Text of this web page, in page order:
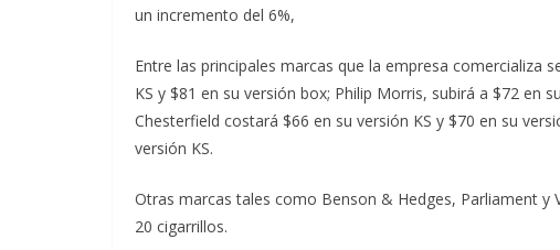
un incremento del 6%,
Entre las principales marcas que la empresa comercializa
KS y $81 en su versión box; Philip Morris, subirá a $72 en
Chesterfield costará $66 en su versión KS y $70 en su
versión KS.
Otras marcas tales como Benson & Hedges, Parliament y
20 cigarrillos.